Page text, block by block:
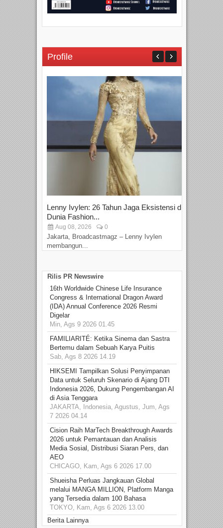
Profile
Lenny Ivylen: 26 Tahun Jaga Eksistensi di
Dunia Fashion...
Aug 08, 2026 0
Jakarta, Broadcastmagz – Lenny Ivylen
membangun...
Rilis PR Newswire
16th Worldwide Chinese Life Insurance
Congress & International Dragon Award
(IDA) Annual Conference 2026 Resmi
Digelar
Min, Ags 9 2026 01.45
FAMILIARITÉ: Ketika Sinema dan Sastra
Bertemu dalam Sebuah Karya Puitis
Sab, Ags 8 2026 14.19
HIKSEMI Tampilkan Solusi Penyimpanan
Data untuk Seluruh Skenario di Ajang DTI
Indonesia 2026, Dukung Pengembangan AI
di Asia Tenggara
JAKARTA, Indonesia, Agustus, Jum, Ags
7 2026 04.14
Cision Raih MarTech Breakthrough Awards
2026 untuk Pemantauan dan Analisis
Media Sosial, Distribusi Siaran Pers, dan
AEO
CHICAGO, Kam, Ags 6 2026 17.00
Shueisha Perluas Jangkauan Global
melalui MANGA MILLION, Platform Manga
yang Tersedia dalam 100 Bahasa
TOKYO, Kam, Ags 6 2026 13.00
Berita Lainnya